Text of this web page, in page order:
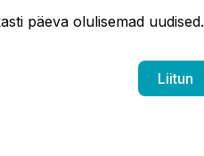
päeva olulisemad uudised.
Liitun